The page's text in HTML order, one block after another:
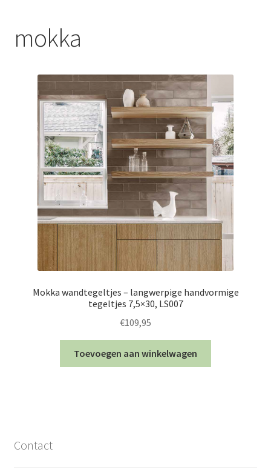
Contact
mokka
Mokka wandtegeltjes – langwerpige handvormige
tegeltjes 7,5×30, LS007
€109,95
Toevoegen aan winkelwagen
Contact